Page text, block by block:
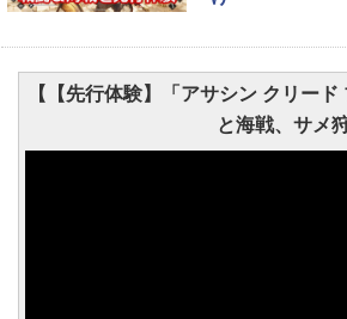
【【先行体験】「アサシン クリー
と海戦、サメ